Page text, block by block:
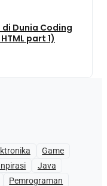
di Dunia Coding
part 1)
Game
Java
Pemrograman